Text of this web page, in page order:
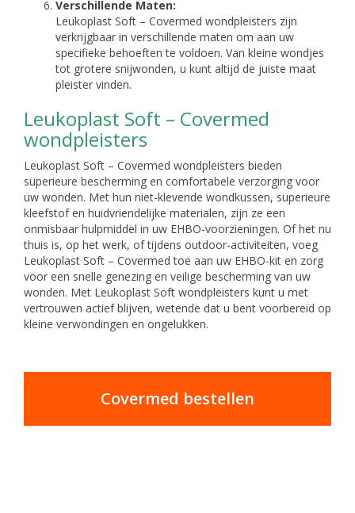
Verschillende Maten:
Leukoplast Soft – Covermed wondpleisters zijn
verkrijgbaar in verschillende maten om aan uw
specifieke behoeften te voldoen. Van kleine wondjes
tot grotere snijwonden, u kunt altijd de juiste maat
pleister vinden.
Leukoplast Soft – Covermed
wondpleisters
Leukoplast Soft – Covermed wondpleisters bieden
superieure bescherming en comfortabele verzorging voor
uw wonden. Met hun niet-klevende wondkussen, superieure
kleefstof en huidvriendelijke materialen, zijn ze een
onmisbaar hulpmiddel in uw EHBO-voorzieningen. Of het nu
thuis is, op het werk, of tijdens outdoor-activiteiten, voeg
Leukoplast Soft – Covermed toe aan uw EHBO-kit en zorg
voor een snelle genezing en veilige bescherming van uw
wonden. Met Leukoplast Soft wondpleisters kunt u met
vertrouwen actief blijven, wetende dat u bent voorbereid op
kleine verwondingen en ongelukken.
Covermed bestellen